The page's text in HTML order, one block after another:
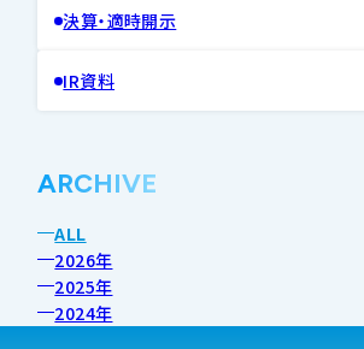
決算・適時開示
IR資料
ARCHIVE
ALL
2026年
2025年
2024年